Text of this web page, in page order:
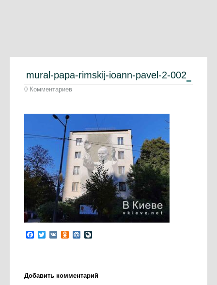
mural-papa-rimskij-ioann-pavel-2-002
0 Комментариев
Facebook
Twitter
VK Odnoklassniki
Mail.Ru
Добавить комментарий